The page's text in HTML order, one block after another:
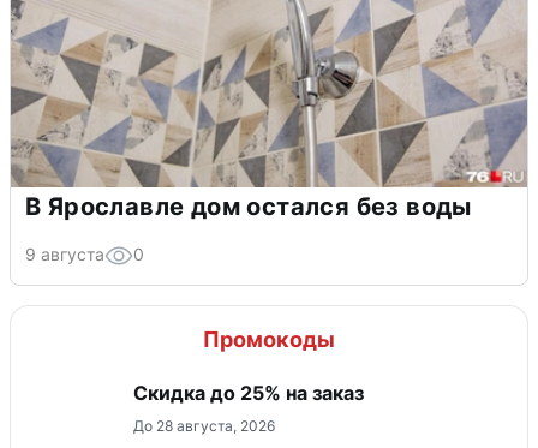
В Ярославле дом остался без воды
9 августа 0
Промокоды
Скидка до 25% на заказ
До 28 августа, 2026